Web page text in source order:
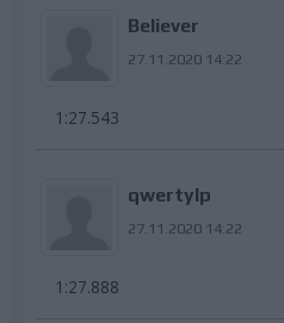
Believer
27.11.2020 14:22
1:27.543
qwertylp
27.11.2020 14:22
1:27.888